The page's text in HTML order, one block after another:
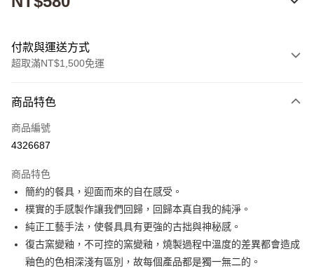
付款與運送方式
超取滿NT$1,500免運
信用卡一次付款
超商取貨付款
街口支付
悠遊付
AFTEE先享後付
相關說明
商品特色
商品編號
4326687
商品特色
簡約的餐具，迎面而來的自在感受。
樸實的手感製作讓我們回歸，回歸本真自我的純淨。
純正工藝手法，使餐具具有更強的古拙與神秘感。
復古窯變釉，不可控的窯變釉，燒製過程中溫度的差異都會造成
釉色的色相深淺有區別，故每個產品都是獨一無二的。